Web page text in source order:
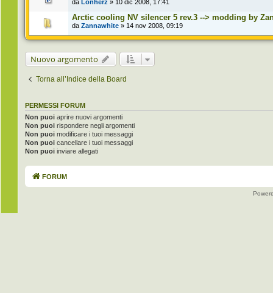
da Lonherz » 10 dic 2008, 17:41
Arctic cooling NV silencer 5 rev.3 --> modding by
da Zannawhite » 14 nov 2008, 09:19
Nuovo argomento
Torna all’Indice della Board
PERMESSI FORUM
Non puoi aprire nuovi argomenti
Non puoi rispondere negli argomenti
Non puoi modificare i tuoi messaggi
Non puoi cancellare i tuoi messaggi
Non puoi inviare allegati
FORUM